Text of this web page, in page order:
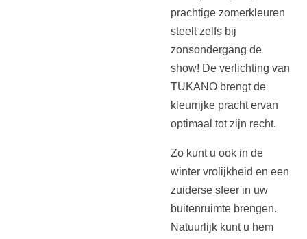
prachtige zomerkleuren
steelt zelfs bij
zonsondergang de
show! De verlichting van
TUKANO brengt de
kleurrijke pracht ervan
optimaal tot zijn recht.
Zo kunt u ook in de
winter vrolijkheid en een
zuiderse sfeer in uw
buitenruimte brengen.
Natuurlijk kunt u hem